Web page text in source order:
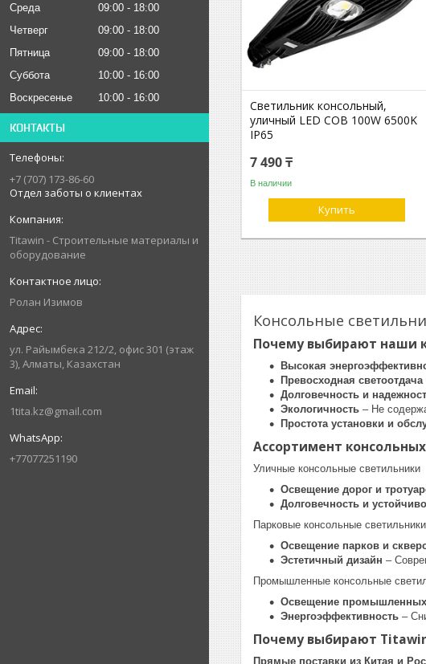
Среда
09:00
18:00
Четверг
09:00
18:00
Пятница
09:00
18:00
Суббота
10:00
16:00
Воскресенье
10:00 16:00
КОНТАКТЫ
+7 (707) 173-86-60
Отдел заботы о клиентах
Titawin - Строительные материалы и
оборудование
Ролан Изимов
ул. Райымбека 212/2, офис 301 (этаж
3), Алматы, Казахстан
1tita.kz@gmail.com
+77077251190
Светильник консольный,
уличный LED COB 100W 6500K
IP65
7 490 ₸
В наличии
Купить
Консольные
Почему выбирают наши
Высокая
Превосходная светоотдача
Долговечность и
Экологичность – Не
Простота установки и
Ассортимент
Уличные консольные светильники
Освещение дорог и
Долговечность и
Парковые консольные светильники
Освещение парков и
Эстетичный дизайн –
Промышленные консольные
Освещение промышленных
Энергоэффективность –
Почему выбирают
Прямые поставки из Китая и